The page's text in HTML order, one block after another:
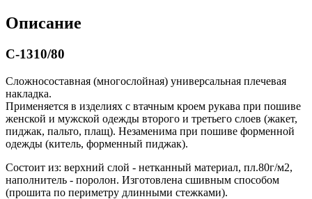
Описание
С-1310/80
Сложносоставная (многослойная) универсальная плечевая
накладка.
Применяется в изделиях с втачным кроем рукава при пошиве
женской и мужской одежды второго и третьего слоев (жакет,
пиджак, пальто, плащ). Незаменима при пошиве форменной
одежды (китель, форменный пиджак).
Состоит из: верхний слой - нетканный материал, пл.80г/м2,
наполнитель - поролон. Изготовлена сшивным способом
(прошита по периметру длинными стежками).